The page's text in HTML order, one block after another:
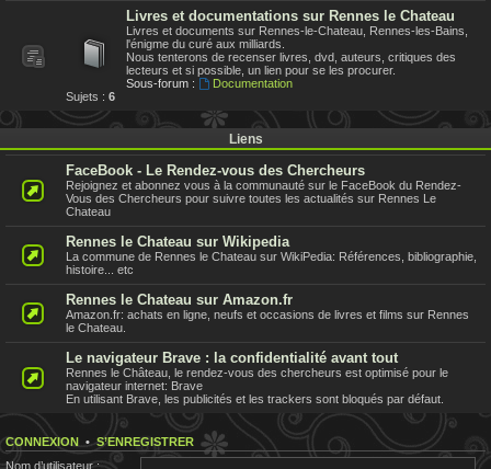
Livres et documentations sur Rennes le Chateau
Livres et documents sur Rennes-le-Chateau, Rennes-les-Bains,
l'énigme du curé aux milliards.
Nous tenterons de recenser livres, dvd, auteurs, critiques des
lecteurs et si possible, un lien pour se les procurer.
Sous-forum :
Documentation
Sujets : 6
Liens
FaceBook - Le Rendez-vous des Chercheurs
Rejoignez et abonnez vous à la communauté sur le FaceBook du Rendez-
Vous des Chercheurs pour suivre toutes les actualités sur Rennes Le
Chateau
Rennes le Chateau sur Wikipedia
La commune de Rennes le Chateau sur WikiPedia: Références, bibliographie,
histoire... etc
Rennes le Chateau sur Amazon.fr
Amazon.fr: achats en ligne, neufs et occasions de livres et films sur Rennes
le Chateau.
Le navigateur Brave : la confidentialité avant tout
Rennes le Château, le rendez-vous des chercheurs est optimisé pour le
navigateur internet: Brave
En utilisant Brave, les publicités et les trackers sont bloqués par défaut.
CONNEXION •S’ENREGISTRER
Nom d’utilisateur :